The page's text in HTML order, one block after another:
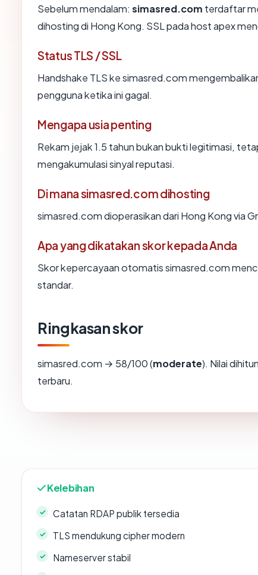
Sebelum mendalam: simasred.com terdaftar
dihosting di Hong Kong. SSL pada host apex
Status TLS / SSL
Handshake TLS ke simasred.com
pengguna ketika ini gagal.
Mengapa usia penting
Rekam jejak 1.5 tahun bukan bukti legitimasi,
mengakumulasi sinyal reputasi.
Di mana simasred.com dihosting
simasred.com dioperasikan dari Hong Kong via
Apa yang dikatakan skor kepada Anda
Skor kepercayaan otomatis simasred.com
standar.
Ringkasan skor
simasred.com → 58/100 (moderate). Nilai
terbaru.
Kelebihan
Catatan RDAP publik tersedia
TLS mendukung cipher modern
Nameserver stabil